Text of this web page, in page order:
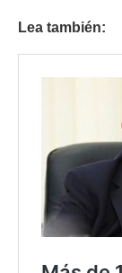
Lea también: